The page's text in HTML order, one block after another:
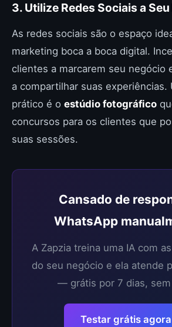
3. Utilize Redes Sociais a
As redes sociais são o espaço
marketing boca a boca digital.
clientes a marcarem seu negócio
a compartilhar suas experiências.
prático é o estúdio fotográfico
concursos para os clientes que
suas sessões.
Cansado de
WhatsApp
A Zapzia treina uma IA com
do seu negócio e ela atende
— grátis por 7 dias, sem
Testar grátis